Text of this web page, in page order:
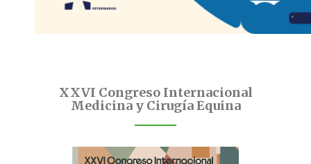
XXVI Congreso Internacional
Medicina y Cirugía Equina